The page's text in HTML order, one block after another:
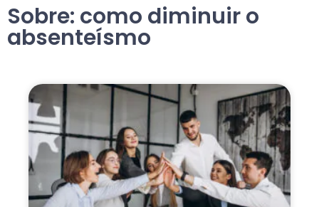
Sobre: como diminuir o
absenteísmo